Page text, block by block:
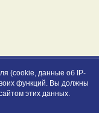
(cookie, данные об IP-
функций. Вы должны
этих данных.